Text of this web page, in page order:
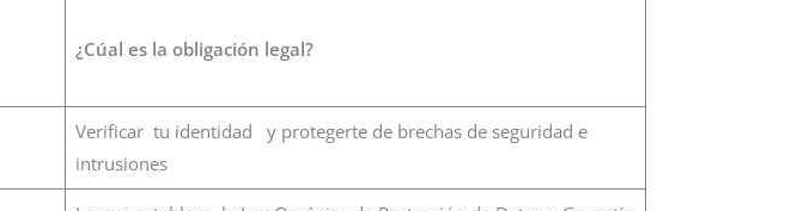
¿Cúal es la obligación legal?
Verificar tu identidad y protegerte de brechas de seguridad e
intrusiones